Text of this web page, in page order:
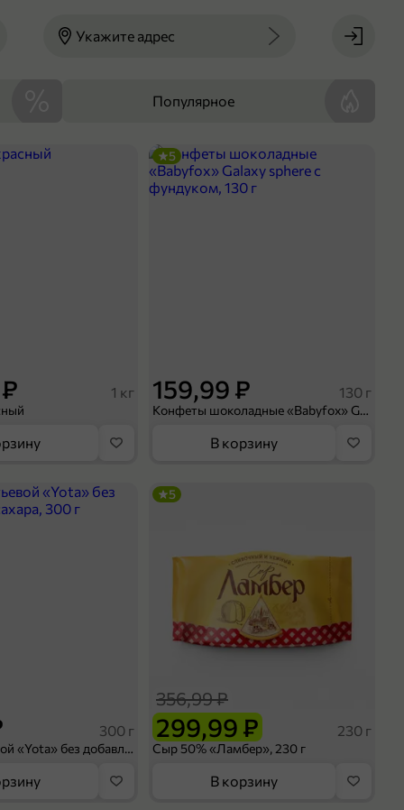
Укажите адрес
Популярное
1 кг 159,99 ₽ 130 г
Конфеты шоколадные «Babyfox» Galaxy sphere с фундуком, 130 г
5
В корзину
300 г
Йогурт питьевой «Yota» без добавления сахара, 300 г
299,99 ₽
356,99 ₽
230 г
Сыр 50% «Ламбер», 230 г
5
В корзину